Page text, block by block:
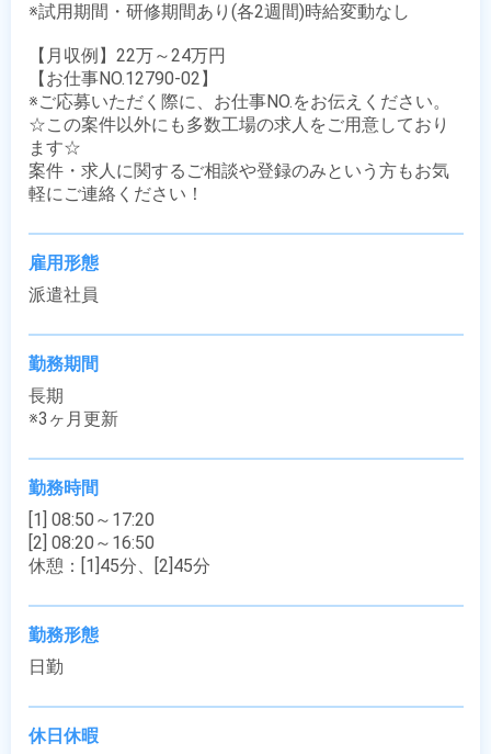
※試用期間・研修期間あり(各2週間)時給変動なし
【月収例】22万～24万円
【お仕事NO.12790-02】
※ご応募いただく際に、お仕事NO.をお伝えください。
☆この案件以外にも多数工場の求人をご用意しており
ます☆
案件・求人に関するご相談や登録のみという方もお気
軽にご連絡ください！
雇用形態
派遣社員
勤務期間
長期
※3ヶ月更新
勤務時間
[1] 08:50～17:20
[2] 08:20～16:50
休憩：[1]45分、[2]45分
勤務形態
日勤
休日休暇